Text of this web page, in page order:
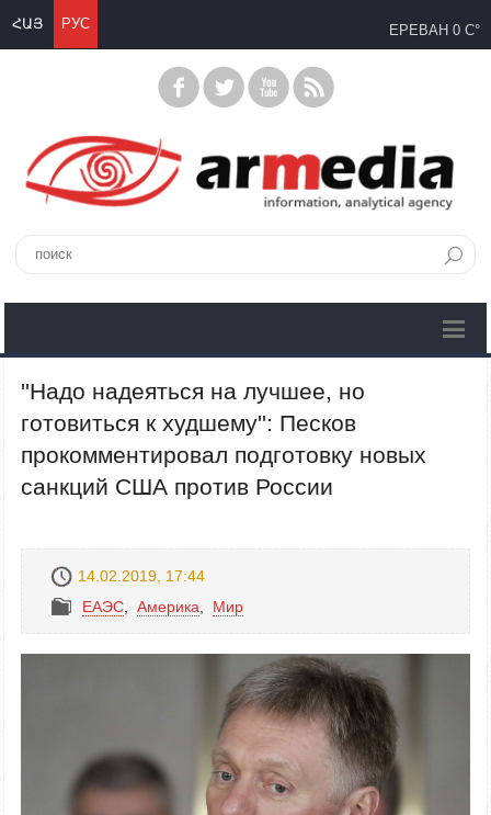
ՀԱՅ РУС ЕРЕВАН 0 C°
''Надо надеяться на лучшее, но
готовиться к худшему'': Песков
прокомментировал подготовку новых
санкций США против России
14.02.2019, 17:44
ЕАЭС
Америка Mир